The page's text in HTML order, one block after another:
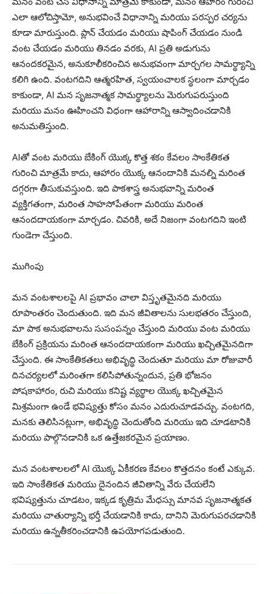
ఎలా ఆలోచిస్తామో, అనుభవించే విధానాన్ని మరియు పరస్పర చర్యను
కూడా మారుస్తుంది. ప్లాన్ చేయడం మరియు షాపింగ్ చేయడం నుండి
వంట చేయడం మరియు తినడం వరకు, AI ప్రతి అడుగును
ఆనందకరమైన, అనుకూలీకరించిన అనుభవంగా మార్చగల సామర్థ్యాన్ని
కలిగి ఉంది. వంటగదిని ఆత్మరహిత, స్వయంచాలక స్థలంగా మార్చడం
కాకుండా, AI మన సృజనాత్మక సామర్థ్యాలను మెరుగుపరుస్తుంది
మరియు మనం ఊహించని విధంగా ఆహారాన్ని ఆస్వాదించడానికి
అనుమతిస్తుంది.
AIతో వంట మరియు బేకింగ్ యొక్క కొత్త శకం కేవలం సాంకేతికత
గురించి మాత్రమే కాదు, ఆహారం యొక్క ఆనందానికి మనల్ని మరింత
దగ్గరగా తీసుకువస్తుంది. ఇది పాకశాస్త్ర అనుభవాన్ని మరింత
వ్యక్తిగతంగా, మరింత సాహసోపేతంగా మరియు మరింత
ఆనందదాయకంగా మార్చడం. చివరికి, అదే నిజంగా వంటగదిని ఇంటి
గుండెగా చేస్తుంది.
ముగింపు
మన వంటశాలలపై AI ప్రభావం చాలా విస్తృతమైనది మరియు
రూపాంతరం చెందుతుంది. ఇది మన జీవితాలను సులభతరం చేస్తుంది,
మా పాక అనుభవాలను సుసంపన్నం చేస్తుంది మరియు వంట మరియు
బేకింగ్ ప్రక్రియను మరింత ఆనందదాయకంగా మరియు ఖచ్చితమైనదిగా
చేస్తుంది. ఈ సాంకేతికతలు అభివృద్ధి చెందుతూ మరియు మా రోజువారీ
దినచర్యలలో మరింతగా కలిసిపోతున్నందున, ప్రతి భోజనం
పోషకాహారం, రుచి మరియు కనిష్ట వ్యర్థాల యొక్క ఖచ్చితమైన
మిశ్రమంగా ఉండే భవిష్యత్తు కోసం మనం ఎదురుచూడవచ్చు. వంటగది,
మనకు తెలిసినట్లుగా, అభివృద్ధి చెందుతోంది మరియు ఇది చూడటానికి
మరియు పాల్గొనడానికి ఒక ఉత్తేజకరమైన ప్రయాణం.
మన వంటశాలలలో AI యొక్క ఏకీకరణ కేవలం కొత్తదనం కంటే ఎక్కువ.
ఇది సాంకేతికత మరియు దైనందిన జీవితాన్ని వేరు చేయలేని
భవిష్యత్తును చూడటం, ఇక్కడ కృత్రిమ మేధస్సు మానవ సృజనాత్మకత
మరియు చాతుర్యాన్ని భర్తీ చేయడానికి కాదు, దానిని మెరుగుపరచడానికి
మరియు ఉన్నతీకరించడానికి ఉపయోగపడుతుంది.